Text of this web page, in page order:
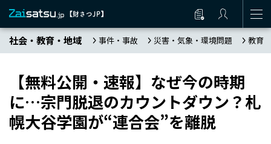
社会・教育・地域 事件・事故 災害・気象・環境問題 教育
【無料公開・速報】なぜ今の時期
に…宗門脱退のカウントダウン？札
幌大谷学園が“連合会”を離脱